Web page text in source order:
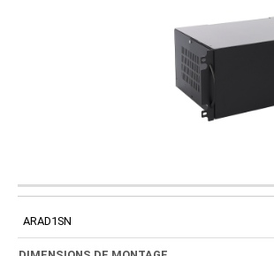
DIMENSIONS DE
MONTAGE
ARAD1SN